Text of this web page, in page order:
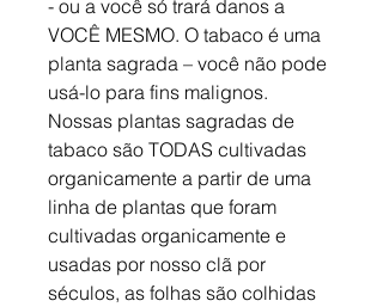
- ou a você só trará danos a
VOCÊ MESMO. O tabaco é uma
planta sagrada – você não pode
usá-lo para fins malignos.
Nossas plantas sagradas de
tabaco são TODAS cultivadas
organicamente a partir de uma
linha de plantas que foram
cultivadas organicamente e
usadas por nosso clã por
séculos, as folhas são colhidas